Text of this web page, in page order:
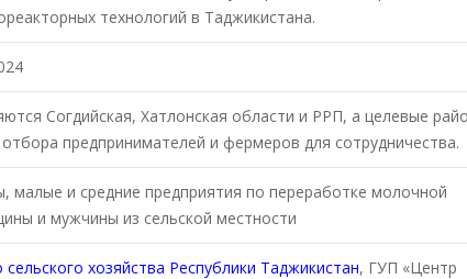
технологий в Таджикистана.
Согдийская, Хатлонская области и РРП, а целевые
предпринимателей и фермеров для сотрудничества.
малые и средние предприятия по переработке молочной
и мужчины из сельской местности
хозяйства Республики Таджикистан, ГУП «Центр